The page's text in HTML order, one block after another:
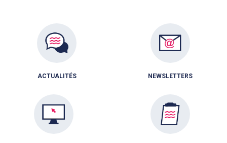
ACTUALITÉS NEWSLETTERS